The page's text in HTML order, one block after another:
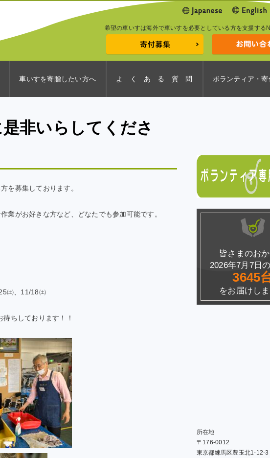
希望の車いすは海外で車いすを必要としている方を支援する
車いすを寄贈したい方へ よ く あ る 質 問 ボランティア・寄
非いらしてくださ
を募集しております。
業がお好きな方など、どなたでも参加可能です。
㈯、11/18㈯
ちしております！！
皆さまのお
2026年7月7日
3645
をお届けし
所在地
〒176-0012
東京都練馬区豊玉北1-12-3